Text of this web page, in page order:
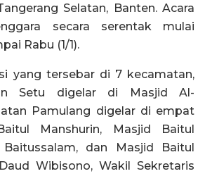
Selatan, Banten. Acara
secara serentak mulai
Rabu (1/1).
yang tersebar di 7 kecamatan,
Setu digelar di Masjid Al-
Pamulang digelar di empat
Manshurin, Masjid Baitul
dan Masjid Baitul
Wibisono, Wakil Sekretaris